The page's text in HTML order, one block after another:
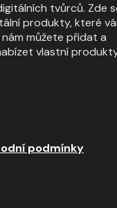
produktutvůrců. Zde
produkty, které
můžete přidat a
vlastní
podmínky